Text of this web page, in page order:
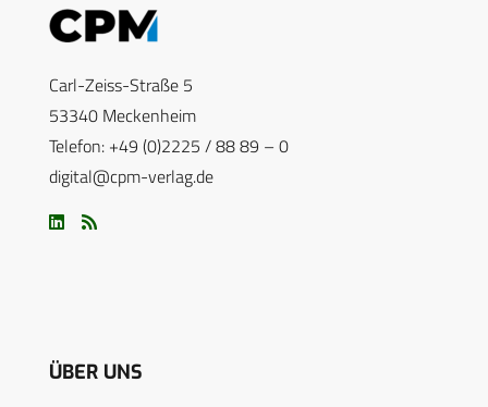
Carl-Zeiss-Straße 5
53340 Meckenheim
Telefon: +49 (0)2225 / 88 89 – 0
digital@cpm-verlag.de
ÜBER UNS